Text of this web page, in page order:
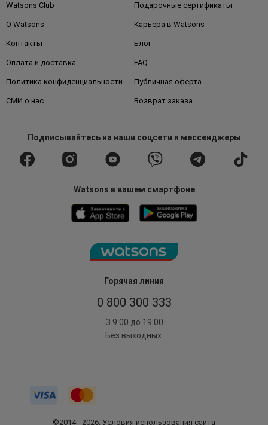
Горячая линия
0 800 300 333
З 9:00 до 19:00
Без выходных
Watsons Club Подарочные сертификаты
О Watsons Карьера в Watsons
Контакты Блог
Оплата и доставка FAQ
Политика конфиденциальности Публичная оферта
СМИ о нас Возврат заказа
Подписывайтесьна наши соцсети и мессенджеры
Watsons в вашем смартфоне
©2014 - 2026. Условия использования сайта